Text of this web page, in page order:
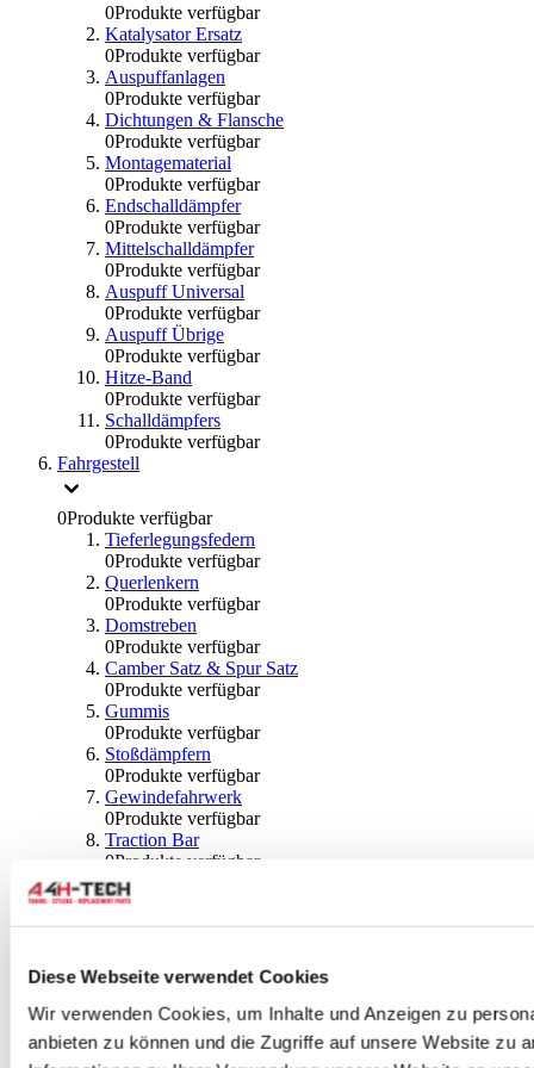
Diese Webseite verwendet Cookies
Wir verwenden Cookies, um Inhalte und Anzeigen zu
anbieten zu können und die Zugriffe auf unsere Website zu
0Produkte verfügbar
Katalysator Ersatz
0Produkte verfügbar
Auspuffanlagen
0Produkte verfügbar
Dichtungen & Flansche
0Produkte verfügbar
Montagematerial
0Produkte verfügbar
Endschalldämpfer
0Produkte verfügbar
Mittelschalldämpfer
0Produkte verfügbar
Auspuff Universal
0Produkte verfügbar
Auspuff Übrige
0Produkte verfügbar
Hitze-Band
0Produkte verfügbar
Schalldämpfers
0Produkte verfügbar
Fahrgestell
0Produkte verfügbar
Tieferlegungsfedern
0Produkte verfügbar
Querlenkern
0Produkte verfügbar
Domstreben
0Produkte verfügbar
Camber Satz & Spur Satz
0Produkte verfügbar
Gummis
0Produkte verfügbar
Stoßdämpfern
0Produkte verfügbar
Gewindefahrwerk
0Produkte verfügbar
Traction Bar
0Produkte verfügbar
Stabilisator & Zubehör
0Produkte verfügbar
Kugeln & Abdeckungen
Radlagern & Naben
0Produkte verfügbar
Räder und Zubehör